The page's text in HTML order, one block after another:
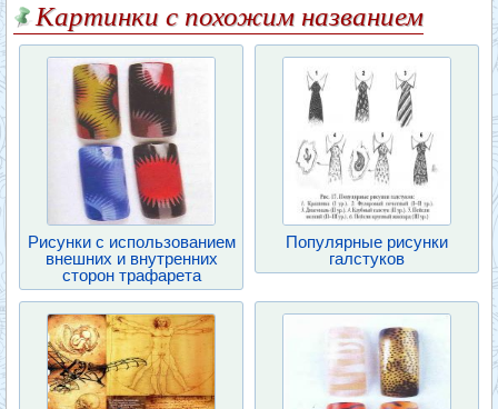
Картинки с похожим названием
Рисунки с использованием
внешних и внутренних
сторон трафарета
Популярные рисунки
галстуков